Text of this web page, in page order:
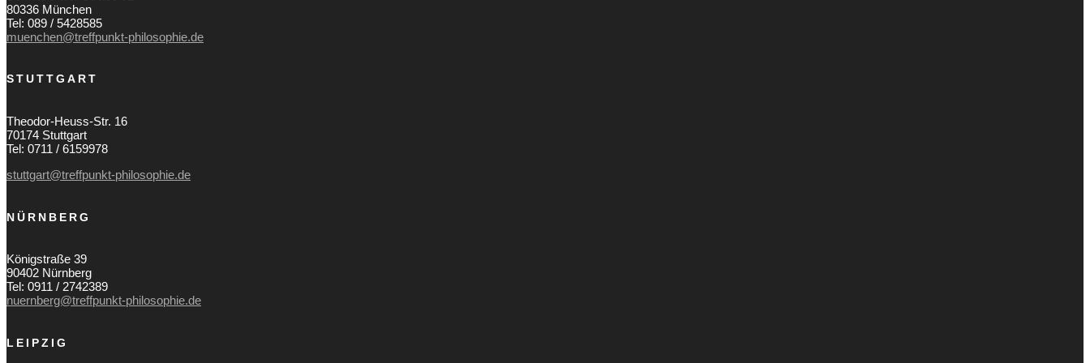
80336 München
Tel: 089 / 5428585
muenchen@treffpunkt-philosophie.de
STUTTGART
Theodor-Heuss-Str. 16
70174 Stuttgart
Tel: 0711 / 6159978
stuttgart@treffpunkt-philosophie.de
NÜRNBERG
Königstraße 39
90402 Nürnberg
Tel: 0911 / 2742389
nuernberg@treffpunkt-philosophie.de
LEIPZIG